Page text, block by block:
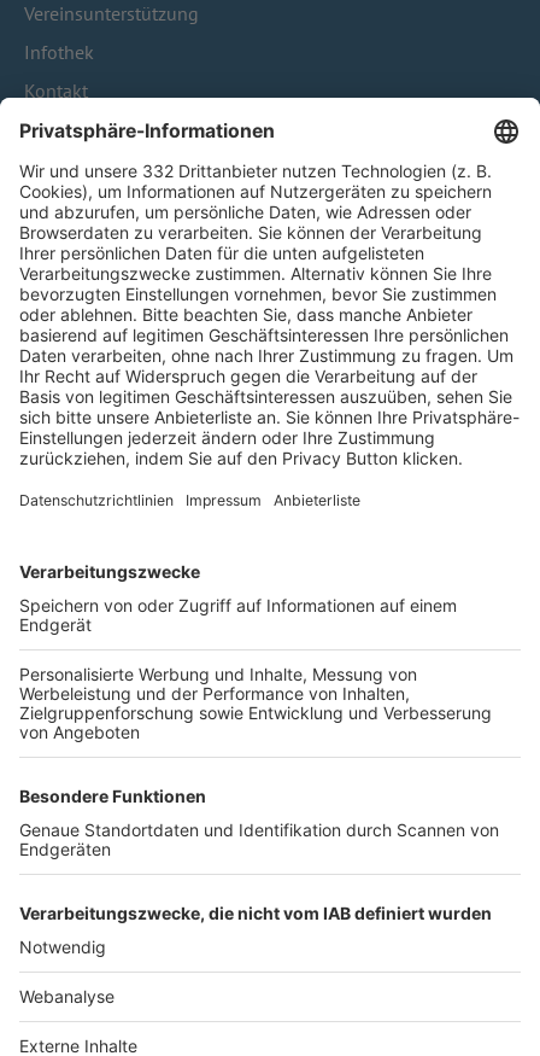
Vereinsunterstützung
Infothek
Kontakt
HÄUFIG BESUCHTE SEITEN
Pässe und Vereinswechsel
Trainerausbildung
Schulungsangebot Vereinsmitarbeiter
BFV-Geschäftsstellen
Trainerbörse
Login SpielPlus
FOLGE DEM BFV
TOP-VEREINE
TOP-PARTNER
Nutzungsbedingungen Datenschutz Impressum